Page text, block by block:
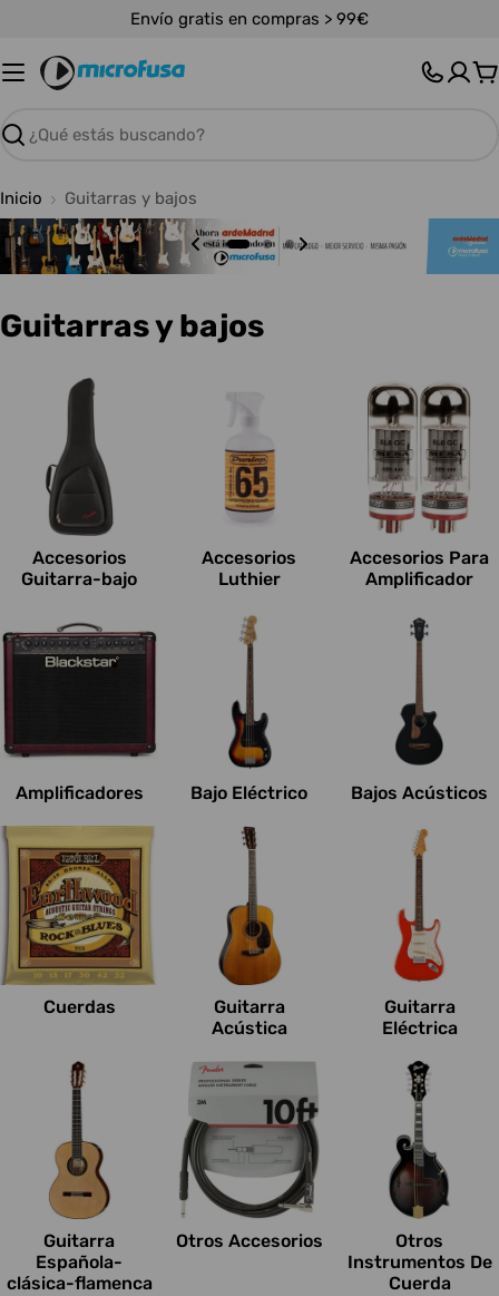
contenido
Envío gratis en compras > 99€
Buscar
Inicio Guitarras y bajos
C
e
s
:
Guitarras y bajos
Accesorios
Guitarra-bajo
Accesorios
Luthier
Accesorios Para
Amplificador
Amplificadores Bajo Eléctrico Bajos Acústicos
Cuerdas
Guitarra
Acústica
Guitarra
Eléctrica
Guitarra
Española-
clásica-flamenca
Otros Accesorios
Otros
Instrumentos De
Cuerda